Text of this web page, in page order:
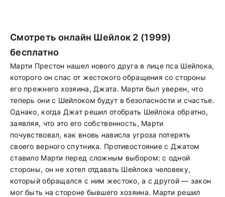
Смотреть онлайн Шейлок 2 (1999)
бесплатно
Марти Престон нашел нового друга в лице пса Шейлока,
которого он спас от жестокого обращения со стороны
его прежнего хозяина, Джата. Марти был уверен, что
теперь они с Шейлоком будут в безопасности и счастье.
Однако, когда Джат решил отобрать Шейлока обратно,
заявляя, что это его собственность, Марти
почувствовал, как вновь нависла угроза потерять
своего верного спутника. Противостояние с Джатом
ставило Марти перед сложным выбором: с одной
стороны, он не хотел отдавать Шейлока человеку,
который обращался с ним жестоко, а с другой — закон
мог быть на стороне бывшего хозяина. Марти решил